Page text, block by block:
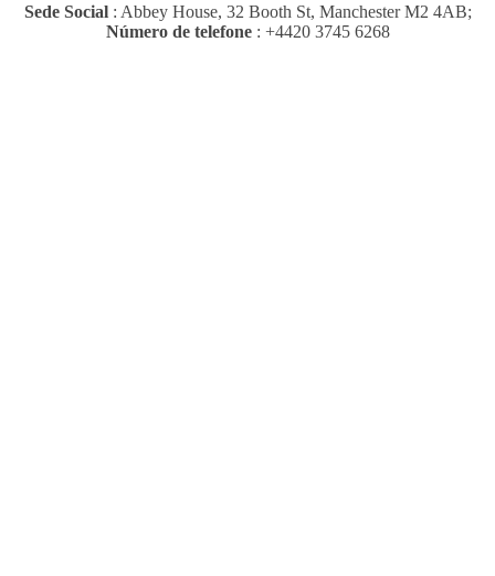
Sede Social: Abbey House, 32 Booth St, Manchester M2 4AB;
Número de telefone: +4420 3745 6268